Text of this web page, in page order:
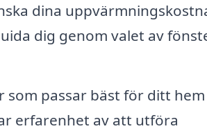
dina
dig genom valet av
som passar bäst för ditt
erfarenhet av att utföra